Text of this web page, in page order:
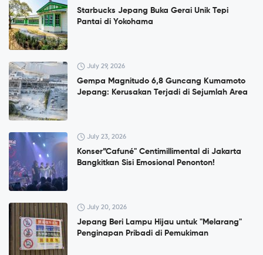
Starbucks Jepang Buka Gerai Unik Tepi
Pantai di Yokohama
July 29, 2026
Gempa Magnitudo 6,8 Guncang Kumamoto
Jepang: Kerusakan Terjadi di Sejumlah Area
July 23, 2026
Konser”Cafuné" Centimillimental di Jakarta
Bangkitkan Sisi Emosional Penonton!
July 20, 2026
Jepang Beri Lampu Hijau untuk "Melarang"
Penginapan Pribadi di Pemukiman